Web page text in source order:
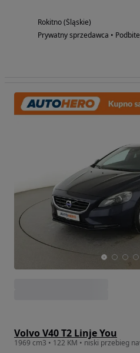
Rokitno (Śląskie)
Prywatny sprzedawca • Podbite
Volvo V40 T2 Linje You